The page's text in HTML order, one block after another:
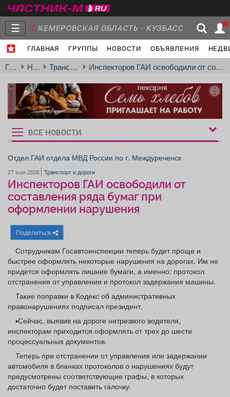
☰ КЕМЕРОВСКАЯ ОБЛАСТЬ - КУЗБАСС
ГЛАВНАЯ ГРУППЫ НОВОСТИ ОБЪЯВЛЕНИЯ
Главная
Группы Новости
Объявления Недвижимость Услуги
Работа Транспорт
Афиша
Товары Поздравления Погода
Я - пенсионер
ГлавнаяНовостиТранспорт и дороги Инспекторов ГАИ освободили от составления ряда бумаг при оформлении нарушения
реклама
Рукбрики
новостей
ВСЕ НОВОСТИ
Отдел ГАИ отдела МВД России по г. Междуреченск
27 мая 2026 Транспорт и дороги
Инспекторов ГАИ освободили от
составления ряда бумаг при
оформлении нарушения
Поделиться
Сотрудникам Госавтоинспекции теперь будет проще и
быстрее оформлять некоторые нарушения на дорогах. Им не
придется оформлять лишние бумаги, а именно: протокол
отстранения от управления и протокол задержания машины.
Такие поправки в Кодекс об административных
правонарушениях подписал президент.
▪Сейчас, выявив на дороге нетрезвого водителя,
инспекторам приходится оформлять от трех до шести
процессуальных документов.
Теперь при отстранении от управления или задержании
автомобиля в бланках протоколов о нарушениях будут
предусмотрены соответствующие графы, в которых
достаточно будет поставить галочку.